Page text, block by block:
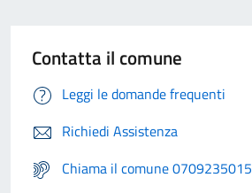
Contatta il comune
Leggi le domande frequenti
Richiedi Assistenza
Chiama il comune 0709235015